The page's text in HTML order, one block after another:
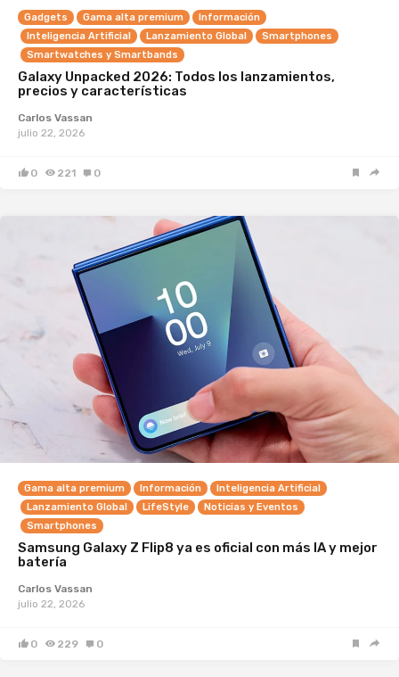
Gadgets Gama alta premium
Información
Inteligencia Artificial
Lanzamiento Global
Smartphones
Smartwatches y Smartbands
Galaxy Unpacked 2026: Todos los lanzamientos,
precios y características
Carlos Vassan
julio 22, 2026
0 221 0
Gama alta premium Información
Inteligencia Artificial
Lanzamiento Global
LifeStyle
Noticias y Eventos
Smartphones
Samsung Galaxy Z Flip8 ya es oficial con más IA y mejor
batería
Carlos Vassan
julio 22, 2026
0 229 0